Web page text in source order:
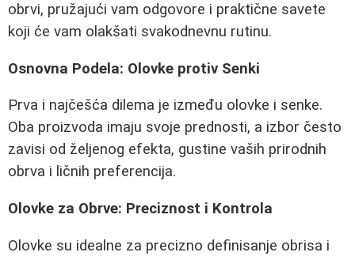
obrvi, pružajući vam odgovore i praktične savete
koji će vam olakšati svakodnevnu rutinu.
Osnovna Podela: Olovke protiv Senki
Prva i najčešća dilema je između olovke i senke.
Oba proizvoda imaju svoje prednosti, a izbor često
zavisi od željenog efekta, gustine vaših prirodnih
obrva i ličnih preferencija.
Olovke za Obrve: Preciznost i Kontrola
Olovke su idealne za precizno definisanje obrisa i